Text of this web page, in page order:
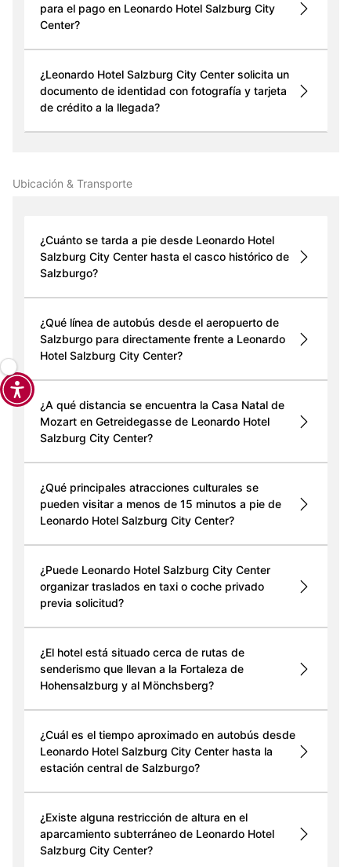
para el pago en Leonardo Hotel Salzburg City
Center?
¿Leonardo Hotel Salzburg City Center solicita un
documento de identidad con fotografía y tarjeta
de crédito a la llegada?
Ubicación & Transporte
¿Cuánto se tarda a pie desde Leonardo Hotel
Salzburg City Center hasta el casco histórico de
Salzburgo?
¿Qué línea de autobús desde el aeropuerto de
Salzburgo para directamente frente a Leonardo
Hotel Salzburg City Center?
¿A qué distancia se encuentra la Casa Natal de
Mozart en Getreidegasse de Leonardo Hotel
Salzburg City Center?
¿Qué principales atracciones culturales se
pueden visitar a menos de 15 minutos a pie de
Leonardo Hotel Salzburg City Center?
¿Puede Leonardo Hotel Salzburg City Center
organizar traslados en taxi o coche privado
previa solicitud?
¿El hotel está situado cerca de rutas de
senderismo que llevan a la Fortaleza de
Hohensalzburg y al Mönchsberg?
¿Cuál es el tiempo aproximado en autobús desde
Leonardo Hotel Salzburg City Center hasta la
estación central de Salzburgo?
¿Existe alguna restricción de altura en el
aparcamiento subterráneo de Leonardo Hotel
Salzburg City Center?